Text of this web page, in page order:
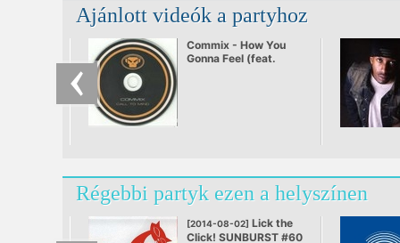
Ajánlott videók a partyhoz
Commix - How You
Gonna Feel (feat.
Régebbi partyk ezen a helyszínen
[2014-08-02] Lick the
Click! SUNBURST #60